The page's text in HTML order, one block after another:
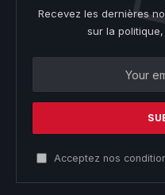
Recevez les dernières
sur la
Acceptez nos